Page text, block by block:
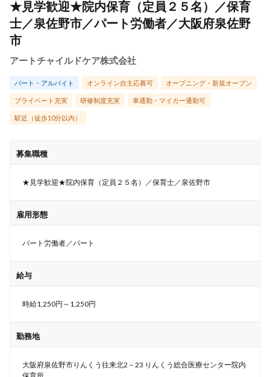
★見学歓迎★院内保育（定員２５名）／保育
士／泉佐野市／パート労働者／大阪府泉佐野
市
アートチャイルドケア株式会社
パート・アルバイト オンライン自主応募可 オープニング・新規オープン
プライベート充実 研修制度充実 車通勤・マイカー通勤可
駅近（徒歩10分以内）
募集職種
★見学歓迎★院内保育（定員２５名）／保育士／泉佐野市
雇用形態
パート労働者／パート
給与
時給1,250円～1,250円
勤務地
大阪府泉佐野市りんくう往来北2－23 りんくう総合医療センター院内